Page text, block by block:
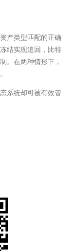
产类型匹配的正确
结实现追回，比特
。在两种情形下，
系统却可被有效管